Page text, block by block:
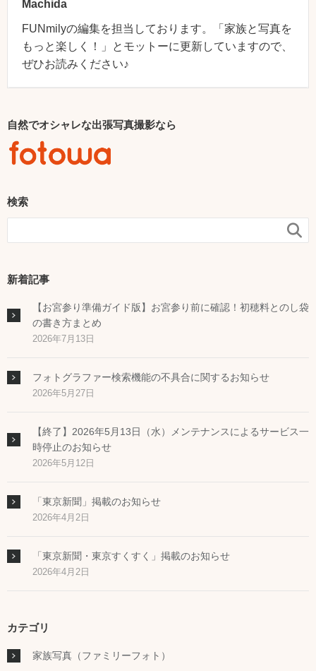
Machida
FUNmilyの編集を担当しております。「家族と写真を
もっと楽しく！」とモットーに更新していますので、
ぜひお読みください♪
自然でオシャレな出張写真撮影なら
検索

新着記事
【お宮参り準備ガイド版】お宮参り前に確認！初穂料とのし袋
の書き方まとめ
2026年7月13日
フォトグラファー検索機能の不具合に関するお知らせ
2026年5月27日
【終了】2026年5月13日（水）メンテナンスによるサービス一
時停止のお知らせ
2026年5月12日
「東京新聞」掲載のお知らせ
2026年4月2日
「東京新聞・東京すくすく」掲載のお知らせ
2026年4月2日
カテゴリ
家族写真（ファミリーフォト）